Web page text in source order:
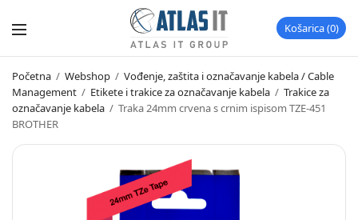
Košarica 0
Početna / Webshop / Vođenje, zaštita i označavanje kabela / Cable
Management / Etikete i trakice za označavanje kabela / Trakice za
označavanje kabela / Traka 24mm crvena s crnim ispisom TZE-451
BROTHER